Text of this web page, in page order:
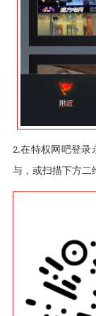
2.在特权网吧登录
与，或扫描下方二